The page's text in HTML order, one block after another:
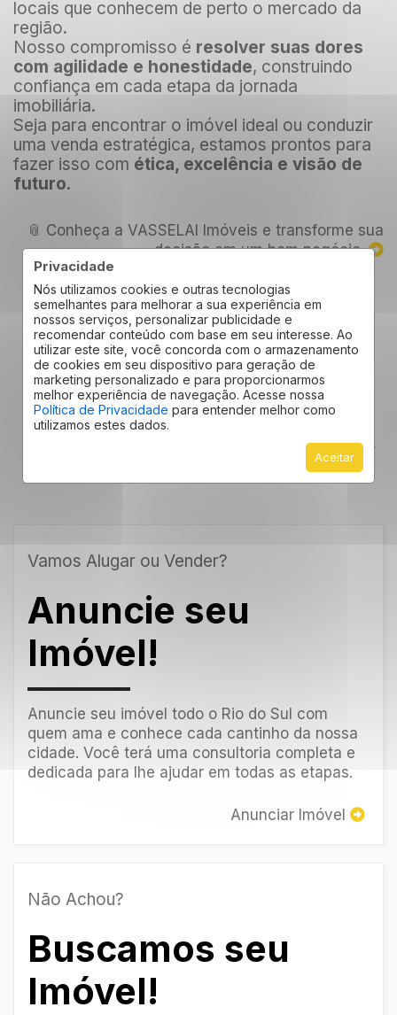
Privacidade
Nós utilizamos cookies e outras tecnologias
semelhantes para melhorar a sua experiência em
nossos serviços, personalizar publicidade e
recomendar conteúdo com base em seu interesse. Ao
utilizar este site, você concorda com o armazenamento
de cookies em seu dispositivo para geração de
marketing personalizado e para proporcionarmos
melhor experiência de navegação. Acesse nossa
Política de Privacidade para entender melhor como
utilizamos estes dados.
Aceitar
locais que conhecem de perto o mercado da
região.
Nosso compromisso é resolver suas dores
com agilidade e honestidade, construindo
confiança em cada etapa da jornada
imobiliária.
Seja para encontrar o imóvel ideal ou conduzir
uma venda estratégica, estamos prontos para
fazer isso com ética, excelência e visão de
futuro.
📎 Conheça a VASSELAI Imóveis e transforme sua
decisão em um bom negócio.
Conheça as Soluções da
Vasselai Imóveis
Oportunidades para quem quer vender, alugar
ou comprar um imóvel todo o Rio do Sul
Vamos Alugar ou Vender?
Anuncie seu
Imóvel!
Anuncie seu imóvel todo o Rio do Sul com
quem ama e conhece cada cantinho da nossa
cidade. Você terá uma consultoria completa e
dedicada para lhe ajudar em todas as etapas.
Anunciar Imóvel
Não Achou?
Buscamos seu
Imóvel!